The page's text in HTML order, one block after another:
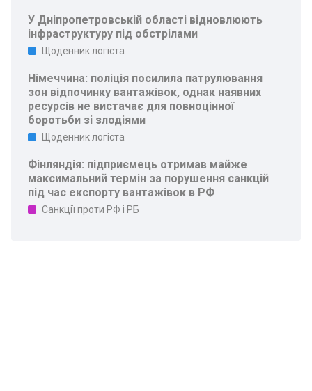
У Дніпропетровській області відновлюють
інфраструктуру під обстрілами
Щоденник логіста
Німеччина: поліція посилила патрулювання
зон відпочинку вантажівок, однак наявних
ресурсів не вистачає для повноцінної
боротьби зі злодіями
Щоденник логіста
Фінляндія: підприємець отримав майже
максимальний термін за порушення санкцій
під час експорту вантажівок в РФ
Санкції проти РФ і РБ